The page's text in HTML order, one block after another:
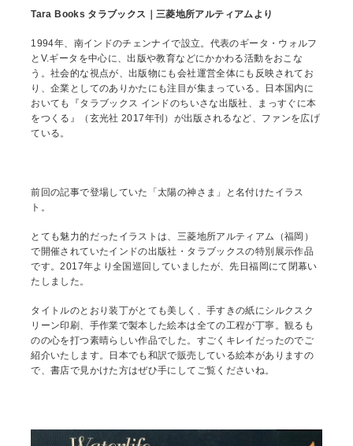
Tara Books タラブックス｜三菱地所アルティアムより
1994年、南インドのチェンナイで設立。代表のギータ・ウォルフ
とV.ギータを中心に、出版や教育などにかかわる活動をおこな
う。社会的な視点が、出版物にも会社運営全体にも反映されてお
り、企業としてのありかたにも注目が集まっている。日本国内に
おいても
『タラブックス インドのちいさな出版社、まっすぐに本
をつくる 』 （ 玄光社 2017年刊 ） が出版されるなど、ファンを広げ
ている。
前回の記事で登場していた「太陽の神さま」と名付けたイラス
ト。
とても魅力的だったイラストは、三菱地所アルティアム（福岡）
で開催されていたインドの出版社・タラブックスの特別展示作品
です。2017年より全国巡回していましたが、先日福岡にて閉幕い
たしました。
タイトルのとおり装丁がとても美しく、手すきの紙にシルクスク
リーン印刷、手作業で製本した絵本は全ての工程が丁寧。観るも
のの心を打つ素晴らしい作品でした。すごくキレイだったのでご
紹介いたします。日本でも和訳で販売している絵本がありますの
で、書店で見かけた方はぜひ手にしてご覧くださいね。